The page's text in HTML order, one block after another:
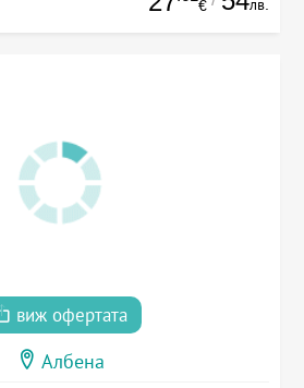
€ лв.
виж офертата
Албена